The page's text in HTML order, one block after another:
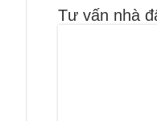
Tư vấn nhà